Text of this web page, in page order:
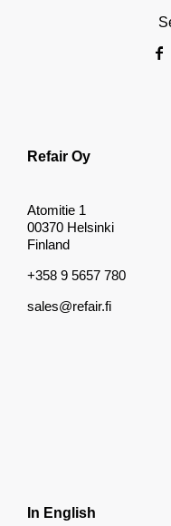
Refair Oy
Atomitie 1
00370 Helsinki
Finland
+358 9 5657 780
sales@refair.fi
In English